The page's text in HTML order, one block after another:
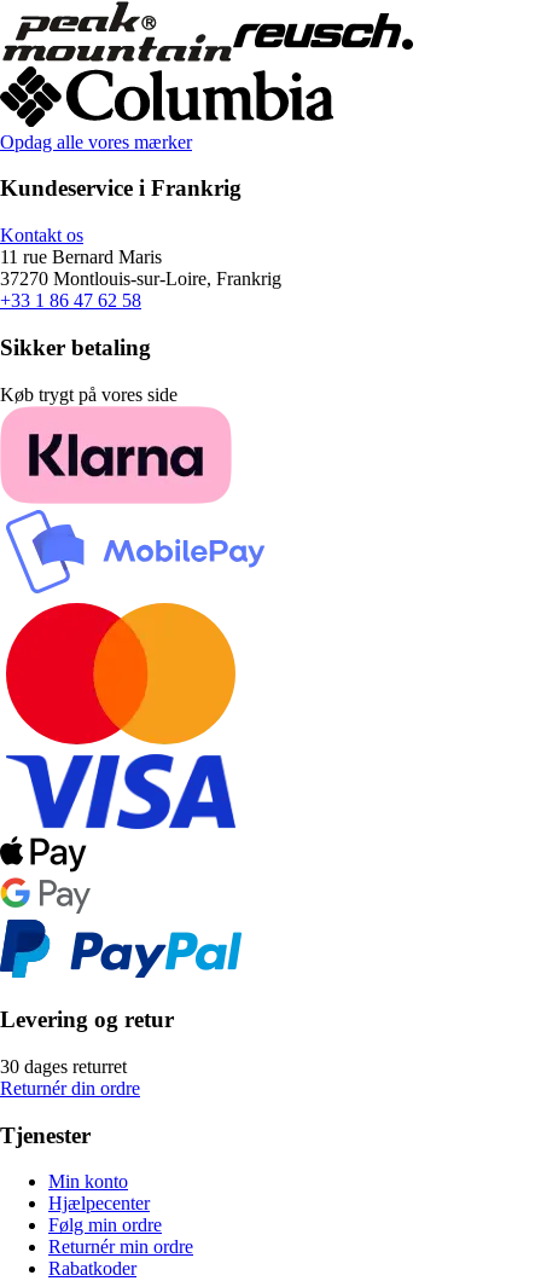
Opdag alle vores mærker
Kundeservice i Frankrig
Kontakt os
11 rue Bernard Maris
37270 Montlouis-sur-Loire, Frankrig
+33 1 86 47 62 58
Sikker betaling
Køb trygt på vores side
Levering og retur
30 dages returret
Returnér din ordre
Tjenester
Min konto
Hjælpecenter
Følg min ordre
Returnér min ordre
Rabatkoder